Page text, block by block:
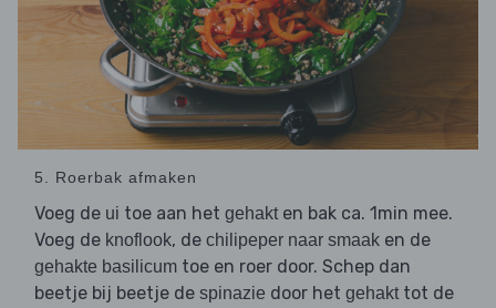
5. Roerbak afmaken
Voeg de ui toe aan het gehakten bak ca. 1min mee.
Voeg de knoflook, de chilipeper naar smaak en de
gehakte basilicum toe en roer door. Schep dan
beetje bij beetje de spinazie door het gehakttot de